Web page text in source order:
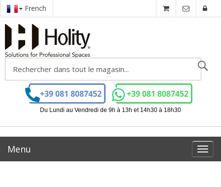
French
+39 081 8087452 +39 081 8087452
Du Lundi au Vendredi de 9h à 13h et 14h30 à 18h30
Menu